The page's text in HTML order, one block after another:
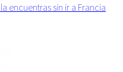
encuentras sin ir a Francia